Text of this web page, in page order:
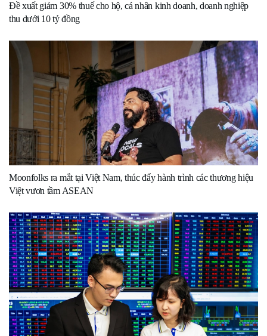
Đề xuất giảm 30% thuế cho hộ, cá nhân kinh doanh, doanh nghiệp
thu dưới 10 tỷ đồng
Moonfolks ra mắt tại Việt Nam, thúc đẩy hành trình các thương hiệu
Việt vươn tầm ASEAN